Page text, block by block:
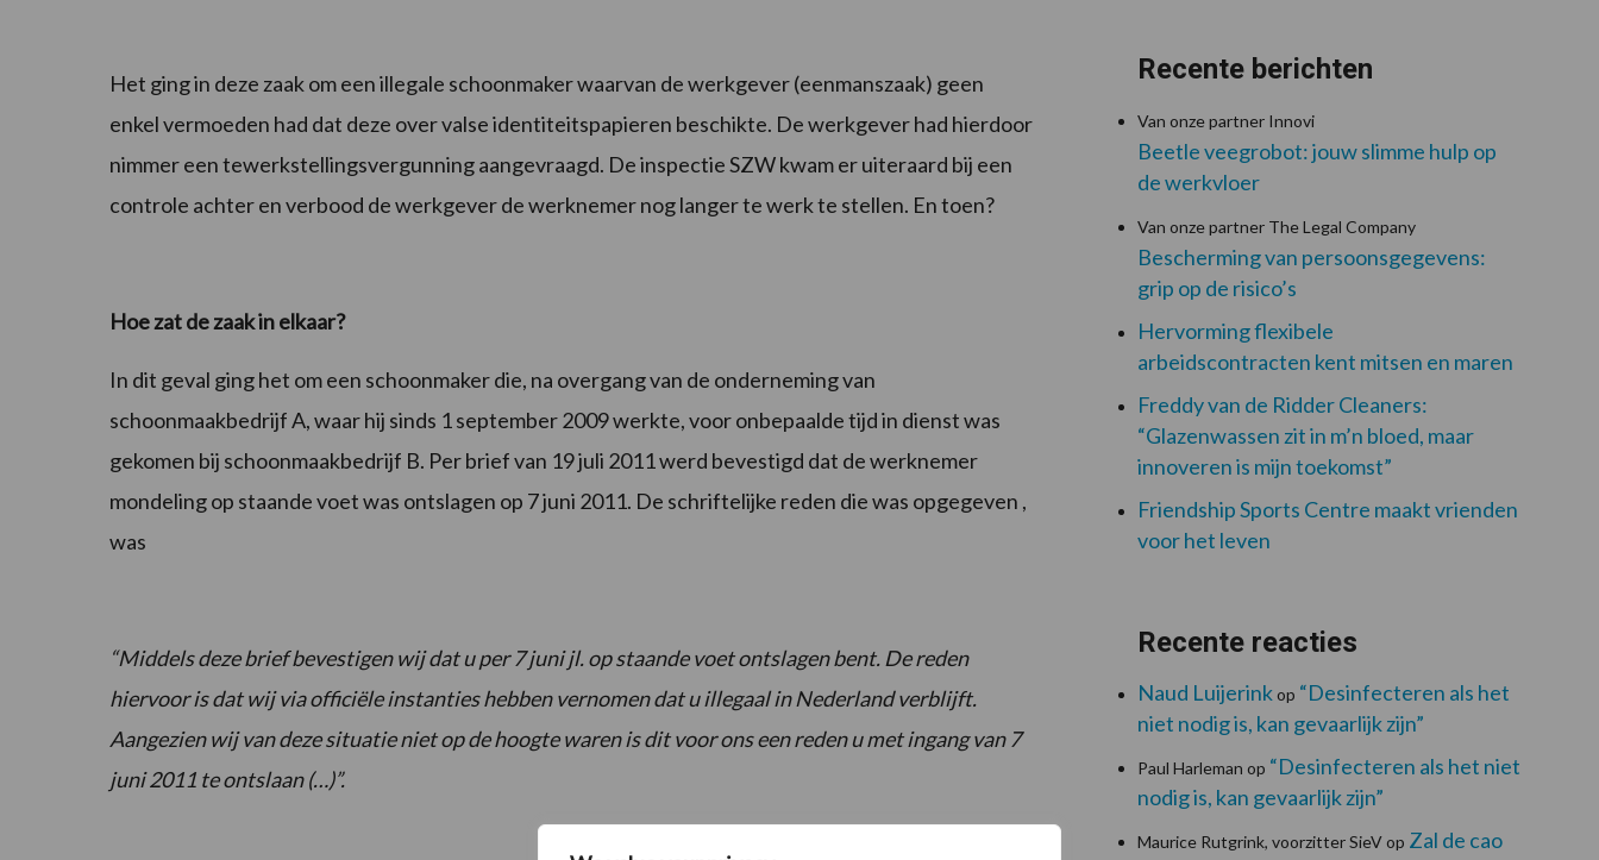
Het ging in deze zaak om een illegale schoonmaker waarvan de werkgever (eenmanszaak) geen
enkel vermoeden had dat deze over valse identiteitspapieren beschikte. De werkgever had hierdoor
nimmer een tewerkstellingsvergunning aangevraagd. De inspectie SZW kwam er uiteraard bij een
controle achter en verbood de werkgever de werknemer nog langer te werk te stellen. En toen?
Hoe zat de zaak in elkaar?
In dit geval ging het om een schoonmaker die, na overgang van de onderneming van
schoonmaakbedrijf A, waar hij sinds 1 september 2009 werkte, voor onbepaalde tijd in dienst was
gekomen bij schoonmaakbedrijf B. Per brief van 19 juli 2011 werd bevestigd dat de werknemer
mondeling op staande voet was ontslagen op 7 juni 2011. De schriftelijke reden die was opgegeven ,
was
“Middels deze brief bevestigen wij dat u per 7 juni jl. op staande voet ontslagen bent. De reden
hiervoor is dat wij via officiële instanties hebben vernomen dat u illegaal in Nederland verblijft.
Aangezien wij van deze situatie niet op de hoogte waren is dit voor ons een reden u met ingang van 7
juni 2011 te ontslaan (…)”.
Recente berichten
Van onze partner Innovi
Beetle veegrobot: jouw slimme hulp op
de werkvloer
Van onze partner The Legal Company
Bescherming van persoonsgegevens:
grip op de risico’s
Hervorming flexibele
arbeidscontracten kent mitsen en maren
Freddy van de Ridder Cleaners:
“Glazenwassen zit in m’n bloed, maar
innoveren is mijn toekomst”
Friendship Sports Centre maakt vrienden
voor het leven
Recente reacties
Naud Luijerinkop “Desinfecteren als het
niet nodig is, kan gevaarlijk zijn”
Paul Harleman op “Desinfecteren als het niet
nodig is, kan gevaarlijk zijn”
Maurice Rutgrink, voorzitter SieVop Zal de cao